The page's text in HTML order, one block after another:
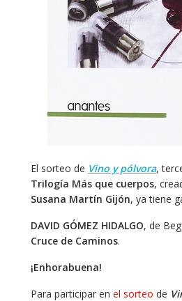
El sorteo de Vino y pólvora,
Trilogía Más que cuerpos,
Susana Martín Gijón, ya tiene
DAVID GÓMEZ HIDALGO, de
Cruce de Caminos.
¡Enhorabuena!
Para participar en el sorteo de